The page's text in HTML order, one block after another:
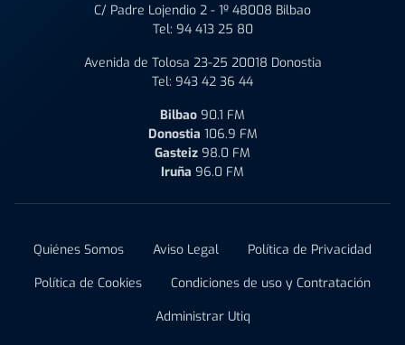
C/ Padre Lojendio 2 - 1º 48008 Bilbao
Tel: 94 413 25 80
Avenida de Tolosa 23-25 20018 Donostia
Tel: 943 42 36 44
Bilbao 90.1 FM
Donostia 106.9 FM
Gasteiz 98.0 FM
Iruña 96.0 FM
Quiénes Somos Aviso Legal
Política de Privacidad
Política de Cookies
Condiciones de uso y Contratación
Administrar Utiq